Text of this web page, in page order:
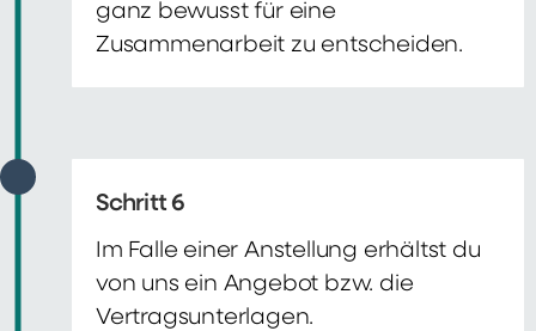
ganz bewusst für eine
Zusammenarbeit zu entscheiden.
Schritt 6
Im Falle einer Anstellung erhältst du
von uns ein Angebot bzw. die
Vertragsunterlagen.